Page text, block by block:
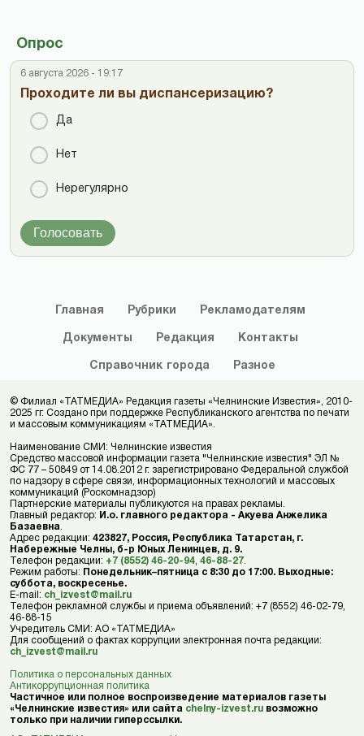
Опрос
6 августа 2026 - 19:17
Проходите ли вы диспансеризацию?
Да
Нет
Нерегулярно
Голосовать
Главная Рубрики Рекламодателям
Документы Редакция Контакты
Справочник города Разное
© Филиал «ТАТМЕДИА» Редакция газеты «Челнинские Известия», 2010-
2025 гг. Создано при поддержке Республиканского агентства по печати
и массовым коммуникациям «ТАТМЕДИА».
Наименование СМИ: Челнинские известия
Средство массовой информации газета "Челнинские известия" ЭЛ №
ФС 77 – 50849 от 14.08.2012 г. зарегистрировано Федеральной службой
по надзору в сфере связи, информационных технологий и массовых
коммуникаций (Роскомнадзор)
Партнерские материалы публикуются на правах рекламы.
Главный редактор: И.о. главного редактора - Акуева Анжелика
Базаевна
Адрес редакции: 423827, Россия, Республика Татарстан, г.
Набережные Челны, б-р Юных Ленинцев, д. 9.
Телефон редакции: +7 (8552) 46-20-94 46-88-27
Режим работы: Понедельник–пятница с 8:30 до 17:00. Выходные:
суббота, воскресенье.
E-mail: ch_izvest@mail.ru
Телефон рекламной службы и приема объявлений: +7 (8552) 46-02-79,
46-88-15
Учредитель СМИ: АО «ТАТМЕДИА»
Для сообщений о фактах коррупции электронная почта редакции:
ch_izvest@mail.ru
Политика о персональных данных
Антикоррупционная политика
Частичное или полное воспроизведение материалов газеты
«Челнинские известия» или сайта chelny-izvest.ru возможно
только при наличии гиперссылки.